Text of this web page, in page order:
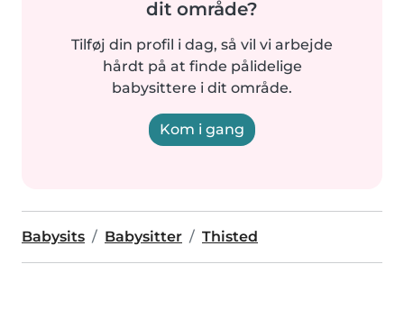
dit område?
Tilføj din profil i dag, så vil vi arbejde
hårdt på at finde pålidelige
babysittere i dit område.
Kom i gang
Babysits Babysitter Thisted